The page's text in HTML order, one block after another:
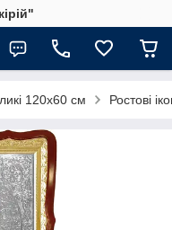
120х60 см Ростові